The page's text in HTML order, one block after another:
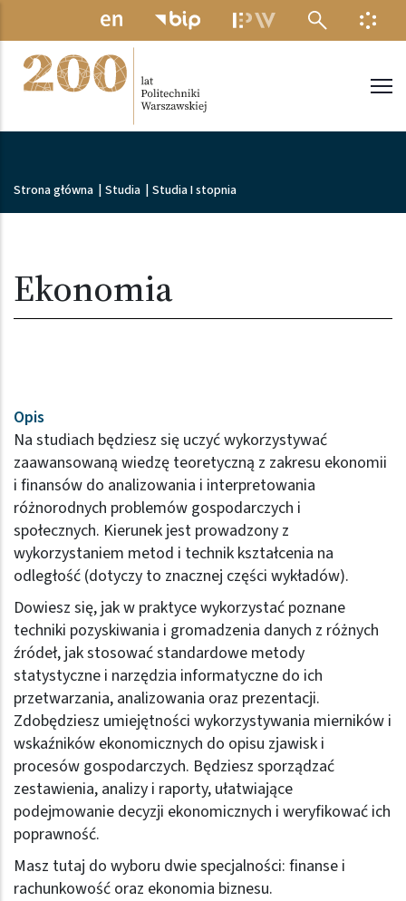
Przejdź do treści
MENU
Ścieżka nawigacyjna
Strona główna Studia Studia I stopnia
Ekonomia
Opis
Na studiach będziesz się uczyć wykorzystywać
zaawansowaną wiedzę teoretyczną z zakresu ekonomii
i finansów do analizowania i interpretowania
różnorodnych problemów gospodarczych i
społecznych. Kierunek jest prowadzony z
wykorzystaniem metod i technik kształcenia na
odległość (dotyczy to znacznej części wykładów).
Dowiesz się, jak w praktyce wykorzystać poznane
techniki pozyskiwania i gromadzenia danych z różnych
źródeł, jak stosować standardowe metody
statystyczne i narzędzia informatyczne do ich
przetwarzania, analizowania oraz prezentacji.
Zdobędziesz umiejętności wykorzystywania mierników i
wskaźników ekonomicznych do opisu zjawisk i
procesów gospodarczych. Będziesz sporządzać
zestawienia, analizy i raporty, ułatwiające
podejmowanie decyzji ekonomicznych i weryfikować ich
poprawność.
Masz tutaj do wyboru dwie specjalności: finanse i
rachunkowość oraz ekonomia biznesu.